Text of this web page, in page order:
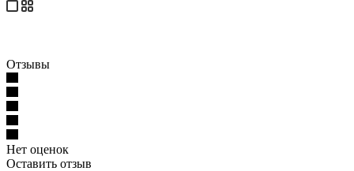
Отзывы
Нет оценок
Оставить отзыв